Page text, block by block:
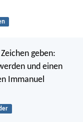
geben:
und einen
Immanuel